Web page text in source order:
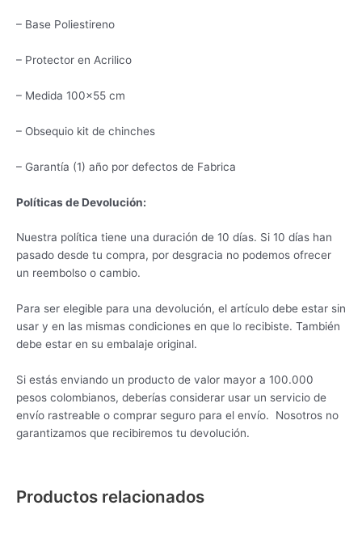
– Base Poliestireno
– Protector en Acrilico
– Medida 100×55 cm
– Obsequio kit de chinches
– Garantía (1) año por defectos de Fabrica
Políticas de Devolución:
Nuestra política tiene una duración de 10 días. Si 10 días han
pasado desde tu compra, por desgracia no podemos ofrecer
un reembolso o cambio.
Para ser elegible para una devolución, el artículo debe estar sin
usar y en las mismas condiciones en que lo recibiste. También
debe estar en su embalaje original.
Si estás enviando un producto de valor mayor a 100.000
pesos colombianos, deberías considerar usar un servicio de
envío rastreable o comprar seguro para el envío. Nosotros no
garantizamos que recibiremos tu devolución.
Productos relacionados